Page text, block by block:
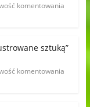
komentowania
sztuką”
komentowania